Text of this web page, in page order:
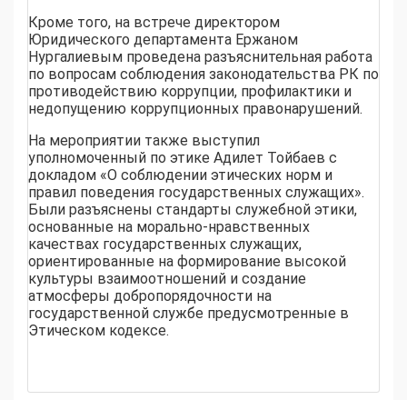
Кроме того, на встрече директором
Юридического департамента Ержаном
Нургалиевым проведена разъяснительная работа
по вопросам соблюдения законодательства РК по
противодействию коррупции, профилактики и
недопущению коррупционных правонарушений.
На мероприятии также выступил
уполномоченный по этике Адилет Тойбаев с
докладом «О соблюдении этических норм и
правил поведения государственных служащих».
Были разъяснены стандарты служебной этики,
основанные на морально-нравственных
качествах государственных служащих,
ориентированные на формирование высокой
культуры взаимоотношений и создание
атмосферы добропорядочности на
государственной службе предусмотренные в
Этическом кодексе.